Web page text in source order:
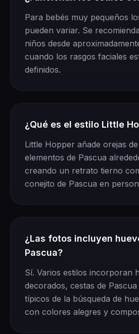
Para bebés muy pequeños
pueden variar. Se
niños desde
cuando los rasgos faciales
definidos.
¿Qué es el estilo Little
Little Hopper añade orejas
elementos de Pascua
creando un retrato tierno
conejito de Pascua en
¿Las fotos incluyen
Pascua?
Sí. Varios estilos incorporan
decorados, cestas de
típicos de la búsqueda de
con colores alegres y